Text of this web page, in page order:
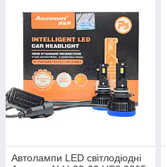
Автолампи LED світлодіодні